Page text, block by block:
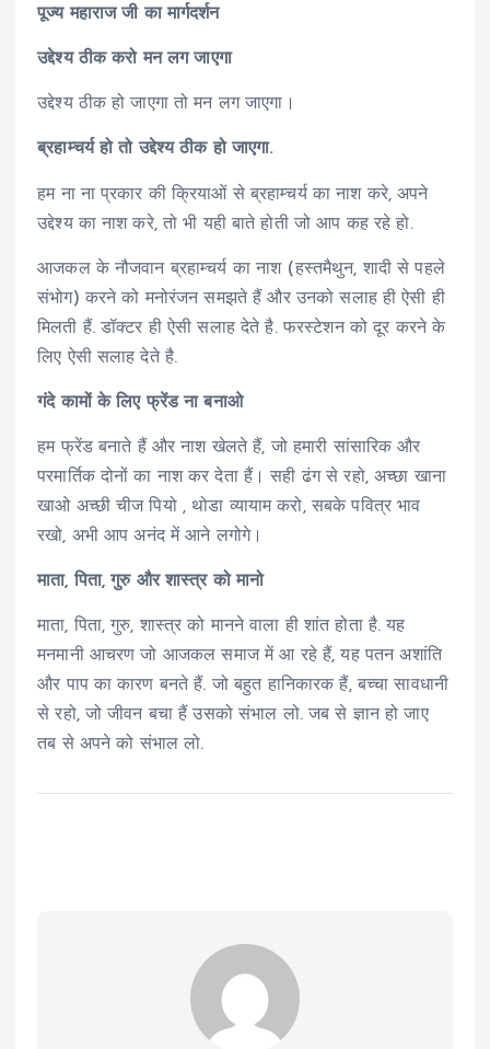
पूज्य महाराज जी का मार्गदर्शन
उद्देश्य ठीक करो मन लग जाएगा
उद्देश्य ठीक हो जाएगा तो मन लग जाएगा।
ब्रहाम्चर्य हो तो उद्देश्य ठीक हो जाएगा.
हम ना ना प्रकार की क्रियाओं से ब्रहाम्चर्य का नाश करे, अपने
उद्देश्य का नाश करे, तो भी यही बाते होती जो आप कह रहे हो.
आजकल के नौजवान ब्रहाम्चर्य का नाश (हस्तमैथुन, शादी से पहले
संभोग) करने को मनोरंजन समझते हैं और उनको सलाह ही ऐसी ही
मिलती हैं. डॉक्टर ही ऐसी सलाह देते है. फरस्टेशन को दूर करने के
लिए ऐसी सलाह देते है.
गंदे कामों के लिए फ्रेंड ना बनाओ
हम फ्रेंड बनाते हैं और नाश खेलते हैं, जो हमारी सांसारिक और
परमार्तिक दोनों का नाश कर देता हैं। सही ढंग से रहो, अच्छा खाना
खाओ अच्छी चीज पियो , थोडा व्यायाम करो, सबके पवित्र भाव
रखो, अभी आप अनंद में आने लगोगे।
माता, पिता, गुरु और शास्त्र को मानो
माता, पिता, गुरु, शास्त्र को मानने वाला ही शांत होता है. यह
मनमानी आचरण जो आजकल समाज में आ रहे हैं, यह पतन अशांति
और पाप का कारण बनते हैं. जो बहुत हानिकारक हैं, बच्चा सावधानी
से रहो, जो जीवन बचा हैं उसको संभाल लो. जब से ज्ञान हो जाए
तब से अपने को संभाल लो.